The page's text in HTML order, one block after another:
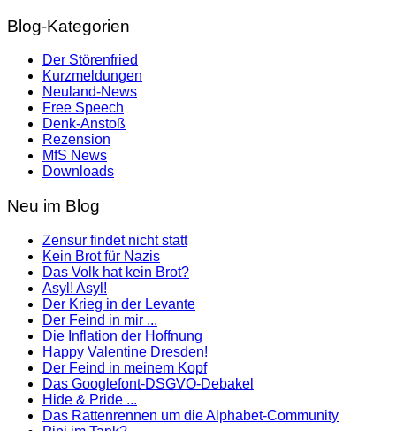
Blog-Kategorien
Der Störenfried
Kurzmeldungen
Neuland-News
Free Speech
Denk-Anstoß
Rezension
MfS News
Downloads
Neu im Blog
Zensur findet nicht statt
Kein Brot für Nazis
Das Volk hat kein Brot?
Asyl! Asyl!
Der Krieg in der Levante
Der Feind in mir ...
Die Inflation der Hoffnung
Happy Valentine Dresden!
Der Feind in meinem Kopf
Das Googlefont-DSGVO-Debakel
Hide & Pride ...
Das Rattenrennen um die Alphabet-Community